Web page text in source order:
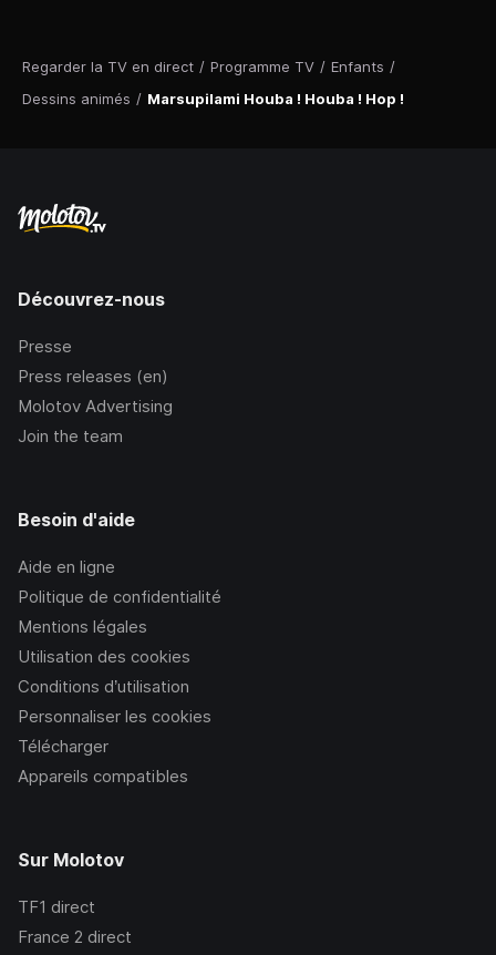
Regarder la TV en direct / Programme TV / Enfants /
Dessins animés / Marsupilami Houba ! Houba ! Hop !
Découvrez-nous
Presse
Press releases (en)
Molotov Advertising
Join the team
Besoin d'aide
Aide en ligne
Politique de confidentialité
Mentions légales
Utilisation des cookies
Conditions d’utilisation
Personnaliser les cookies
Télécharger
Appareils compatibles
Sur Molotov
TF1 direct
France 2 direct